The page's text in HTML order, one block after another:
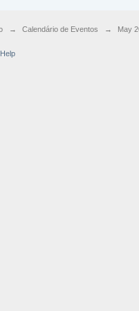
→ Calendário de Eventos → May
Help